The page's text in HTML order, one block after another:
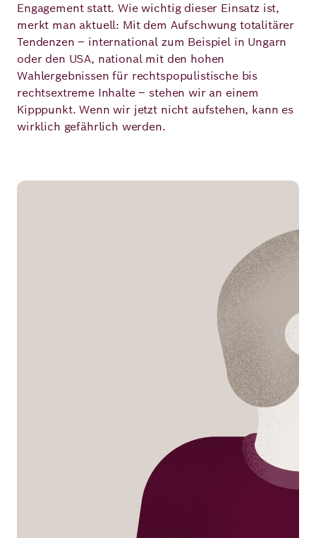
Engagement statt. Wie wichtig dieser Einsatz ist,
merkt man aktuell: Mit dem Aufschwung totalitärer
Tendenzen – international zum Beispiel in Ungarn
oder den USA, national mit den hohen
Wahlergebnissen für rechtspopulistische bis
rechtsextreme Inhalte – stehen wir an einem
Kipppunkt. Wenn wir jetzt nicht aufstehen, kann es
wirklich gefährlich werden.